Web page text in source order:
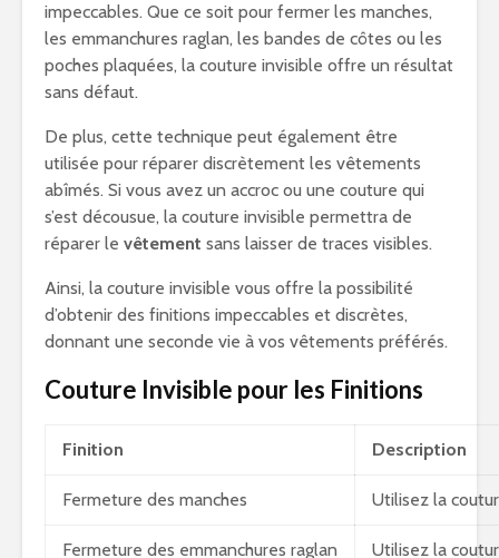
impeccables. Que ce soit pour fermer les manches,
les emmanchures raglan, les bandes de côtes ou les
poches plaquées, la couture invisible offre un résultat
sans défaut.
De plus, cette technique peut également être
utilisée pour réparer discrètement les vêtements
abîmés. Si vous avez un accroc ou une couture qui
s’est décousue, la couture invisible permettra de
réparer le vêtement sans laisser de traces visibles.
Ainsi, la couture invisible vous offre la possibilité
d’obtenir des finitions impeccables et discrètes,
donnant une seconde vie à vos vêtements préférés.
Couture Invisible pour les Finitions
Finition Description
Fermeture des manches Utilisez la
Fermeture des emmanchures raglan Utilisez la